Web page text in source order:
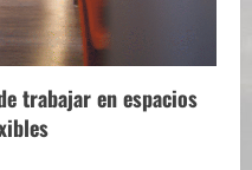
trabajar en espacios